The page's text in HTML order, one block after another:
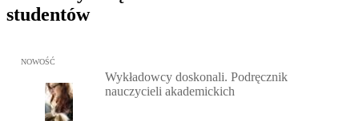
studentów
Przejdź do: Wykładowcy doskonali. Podręcznik nauczycieli
NOWOŚĆ
Wykładowcy doskonali. Podręcznik
nauczycieli akademickich